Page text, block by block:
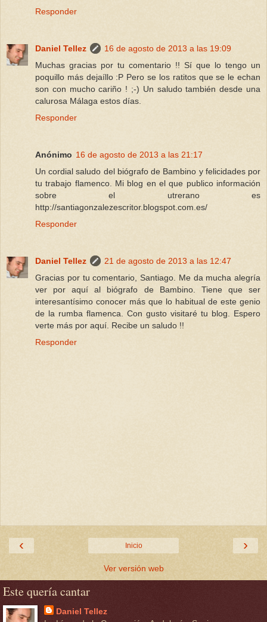
Responder
Daniel Tellez
16 de agosto de 2013 a las 19:09
Muchas gracias por tu comentario !! Sí que lo tengo un
poquillo más dejaíllo :P Pero se los ratitos que se le echan
son con mucho cariño ! ;-) Un saludo también desde una
calurosa Málaga estos días.
Responder
Anónimo 16 de agosto de 2013 a las 21:17
Un cordial saludo del biógrafo de Bambino y felicidades por
tu trabajo flamenco. Mi blog en el que publico información
sobre el utrerano es
http://santiagonzalezescritor.blogspot.com.es/
Responder
Daniel Tellez
21 de agosto de 2013 a las 12:47
Gracias por tu comentario, Santiago. Me da mucha alegría
ver por aquí al biógrafo de Bambino. Tiene que ser
interesantísimo conocer más que lo habitual de este genio
de la rumba flamenca. Con gusto visitaré tu blog. Espero
verte más por aquí. Recibe un saludo !!
Responder
‹ ›
Inicio
Ver versión web
Este quería cantar
Daniel Tellez